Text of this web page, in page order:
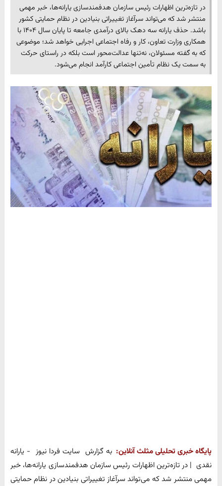
در تازه‌ترین اظهارات رئیس سازمان هدفمندسازی یارانه‌ها، خبر مهمی
منتشر شد که می‌تواند سرآغاز تغییراتی بنیادین در نظام حمایتی کشور
باشد. حذف یارانه سه دهک بالای درآمدی جامعه تا پایان سال ۱۴۰۴ با
همکاری وزارت تعاون، کار و رفاه اجتماعی اجرایی خواهد شد؛ موضوعی
که به گفته مسئولان، نه‌تنها عدالت‌محور است بلکه در راستای حرکت
به سمت یک نظام تأمین اجتماعی کارآمد انجام می‌شود.
پایگاه خبری تحلیلی مثلث آنلاین: به گزارش سایت فردا نیوز - یارانه
نقدی | در تازه‌ترین اظهارات رئیس سازمان هدفمندسازی یارانه‌ها، خبر
مهمی منتشر شد که می‌تواند سرآغاز تغییراتی بنیادین در نظام حمایتی